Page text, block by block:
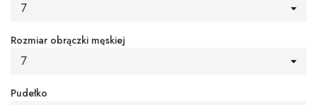
7
Rozmiar obrączki męskiej
7
Pudełko